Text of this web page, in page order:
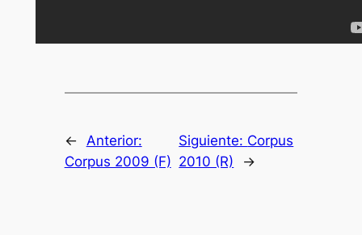
← Anterior:
Corpus 2009 (F)
Siguiente: Corpus
2010 (R)
→